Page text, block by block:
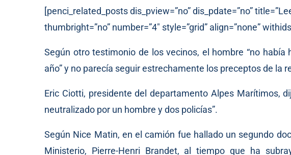
[penci_related_posts dis_pview=”no” dis_pdate=”no”
thumbright=”no” number=”4″ style=”grid” align=”none”
Según otro testimonio de los vecinos, el hombre “no
año” y no parecía seguir estrechamente los preceptos de la
Eric Ciotti, presidente del departamento Alpes Marítimos,
neutralizado por un hombre y dos policías”.
Según Nice Matin, en el camión fue hallado un segundo
Ministerio, Pierre-Henri Brandet, al tiempo que ha